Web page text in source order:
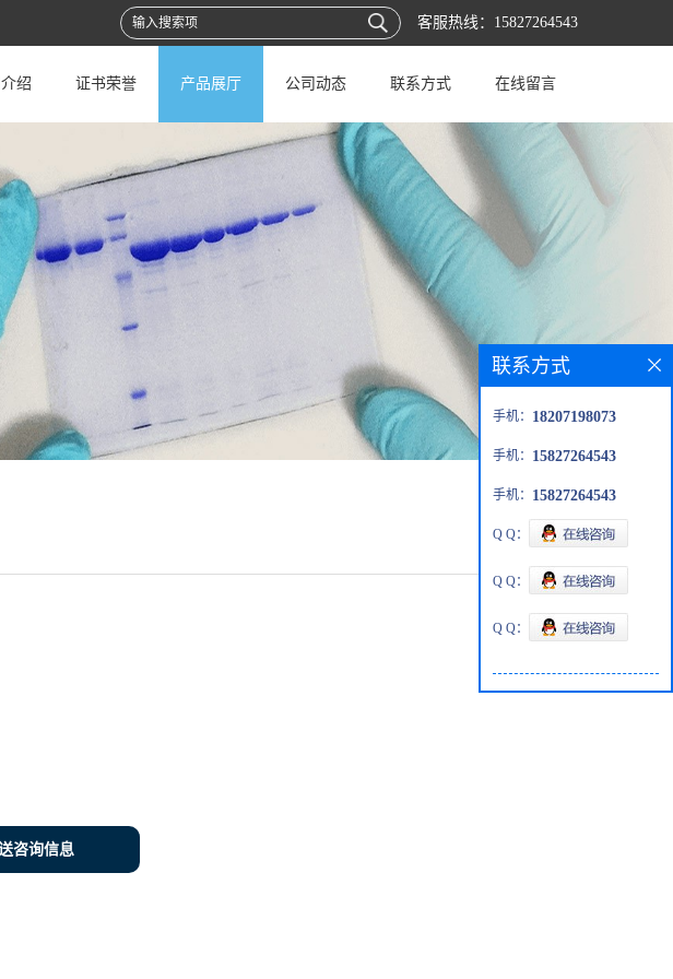
客服热线： 15827264543
绍 证书荣誉 产品展厅 公司动态 联系方式 在线留言
咨询信息
联系方式
手机： 18207198073
手机： 15827264543
手机： 15827264543
Q Q：
Q Q：
Q Q：